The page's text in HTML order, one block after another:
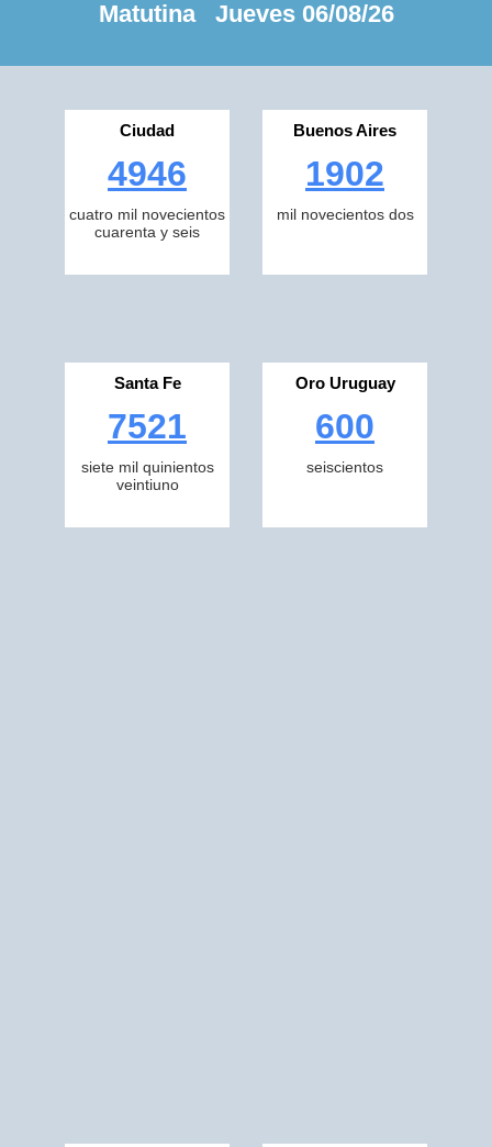
Matutina Jueves 06/08/26
Ciudad
4946
cuatro mil novecientos
cuarenta y seis
Buenos Aires
1902
mil novecientos dos
Santa Fe
7521
siete mil quinientos
veintiuno
Oro Uruguay
600
seiscientos